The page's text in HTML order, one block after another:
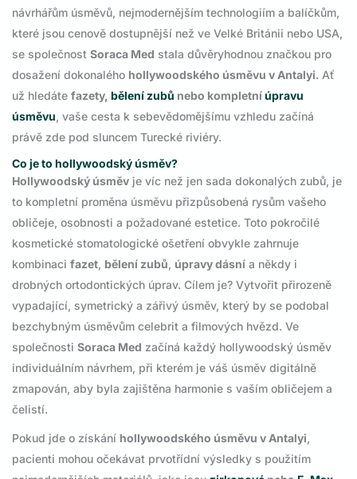
návrhářům úsměvů, nejmodernějším technologiím a balíčkům,
které jsou cenově dostupnější než ve Velké Británii nebo USA,
se společnost Soraca Med stala důvěryhodnou značkou pro
dosažení dokonalého hollywoodského úsměvu v Antalyi. Ať
už hledáte fazety, bělení zubů nebo kompletníúpravu
úsměvu, vaše cesta k sebevědomějšímu vzhledu začíná
právě zde pod sluncem Turecké riviéry.
Co je to hollywoodský úsměv?
Hollywoodský úsměv je víc než jen sada dokonalých zubů, je
to kompletní proměna úsměvu přizpůsobená rysům vašeho
obličeje, osobnosti a požadované estetice. Toto pokročilé
kosmetické stomatologické ošetření obvykle zahrnuje
kombinaci fazet, bělení zubů, úpravy dásní a někdy i
drobných ortodontických úprav. Cílem je? Vytvořit přirozeně
vypadající, symetrický a zářivý úsměv, který by se podobal
bezchybným úsměvům celebrit a filmových hvězd. Ve
společnosti Soraca Med začíná každý hollywoodský úsměv
individuálním návrhem, při kterém je váš úsměv digitálně
zmapován, aby byla zajištěna harmonie s vaším obličejem a
čelistí.
Pokud jde o získání hollywoodského úsměvu v Antalyi,
pacienti mohou očekávat prvotřídní výsledky s použitím